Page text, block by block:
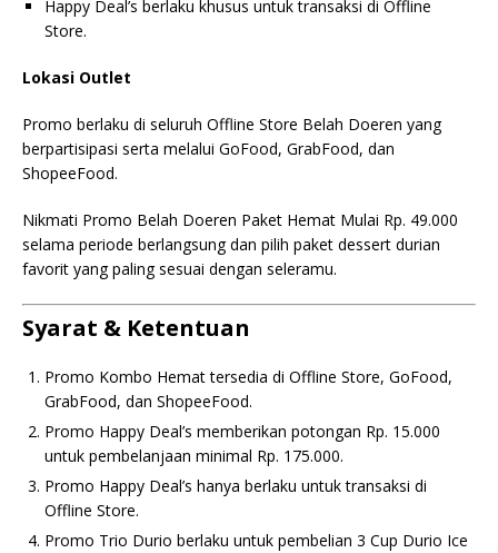
Happy Deal’s berlaku khusus untuk transaksi di Offline
Store.
Lokasi Outlet
Promo berlaku di seluruh Offline Store Belah Doeren yang
berpartisipasi serta melalui GoFood, GrabFood, dan
ShopeeFood.
Nikmati Promo Belah Doeren Paket Hemat Mulai Rp. 49.000
selama periode berlangsung dan pilih paket dessert durian
favorit yang paling sesuai dengan seleramu.
Syarat & Ketentuan
Promo Kombo Hemat tersedia di Offline Store, GoFood,
GrabFood, dan ShopeeFood.
Promo Happy Deal’s memberikan potongan Rp. 15.000
untuk pembelanjaan minimal Rp. 175.000.
Promo Happy Deal’s hanya berlaku untuk transaksi di
Offline Store.
Promo Trio Durio berlaku untuk pembelian 3 Cup Durio Ice